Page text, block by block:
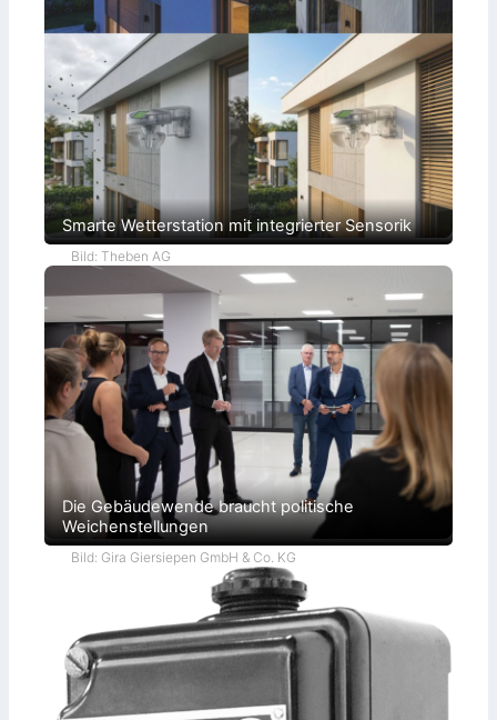
Smarte Wetterstation mit integrierter Sensorik
Bild: Theben AG
Die Gebäudewende braucht politische
Weichenstellungen
Bild: Gira Giersiepen GmbH & Co. KG